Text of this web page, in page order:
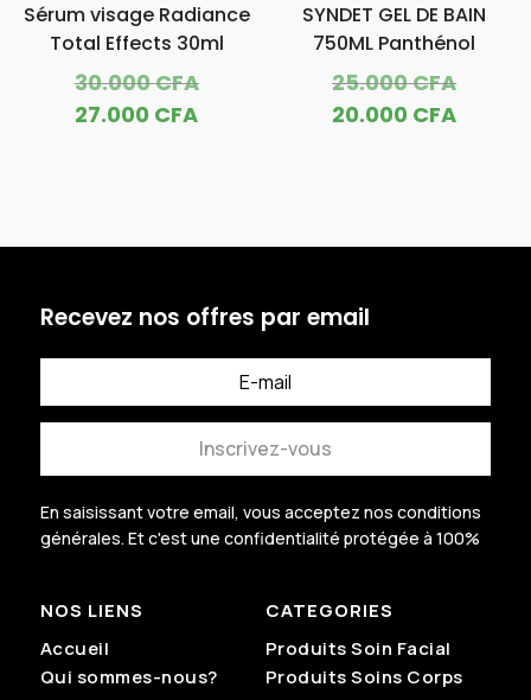
Sérum visage Radiance
Total Effects 30ml
30.000CFALe
prix
27.000 CFALe
SYNDET GEL DE BAIN
750ML Panthénol
25.000CFALe
prix
20.000 CFALe
Recevez nos offres par email
Inscrivez-vous
En saisissant votre email, vous acceptez nos conditions
générales. Et c'est une confidentialité protégée à 100%
NOS LIENS
Accueil
Qui sommes-nous?
CATEGORIES
Produits Soin Facial
Produits Soins Corps